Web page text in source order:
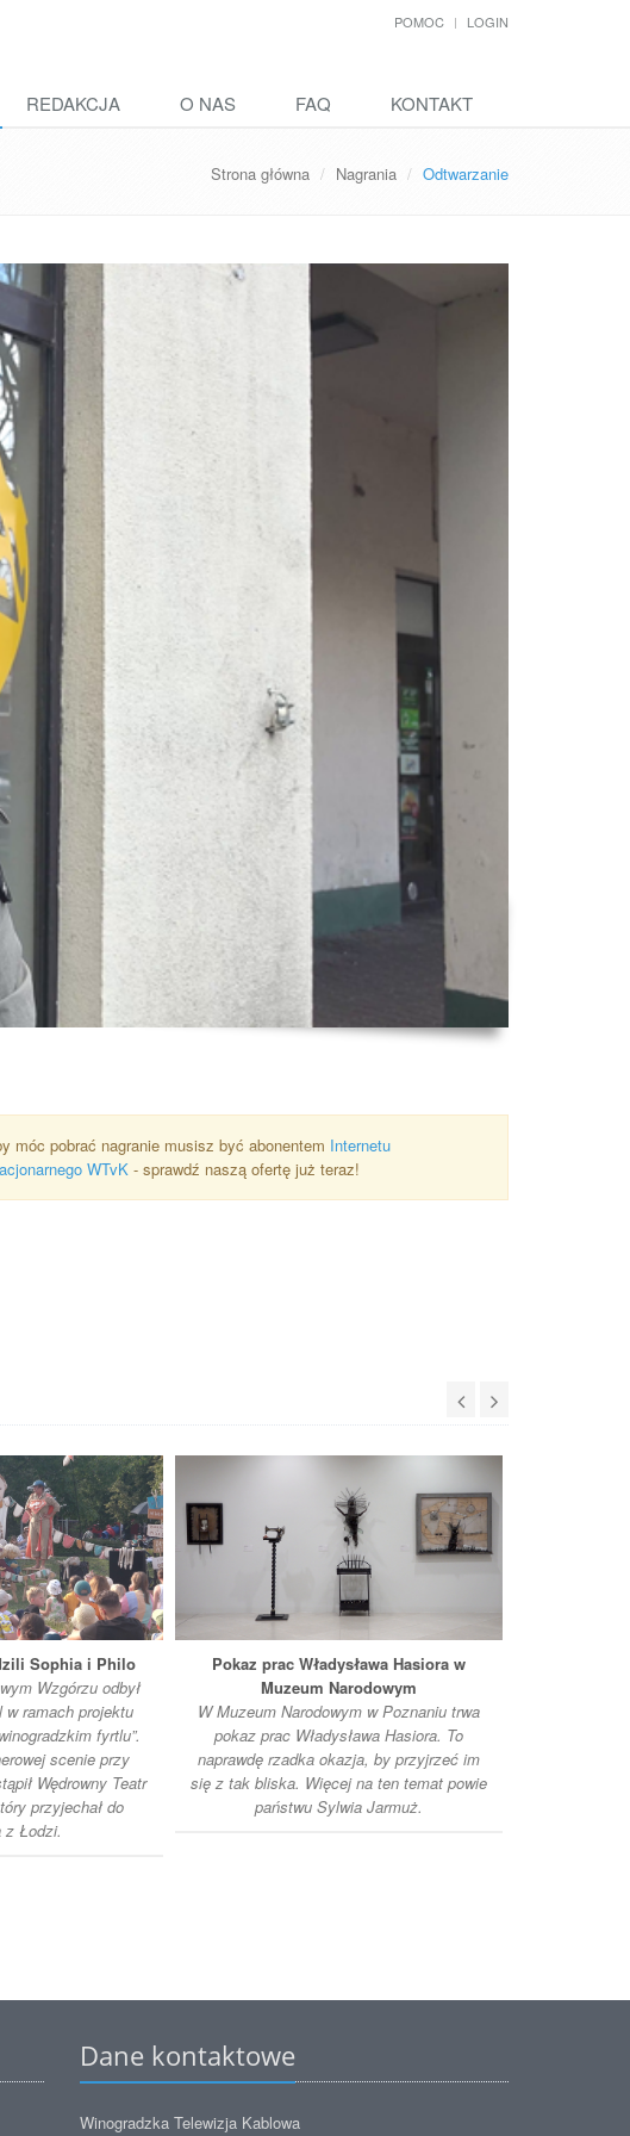
POMOC LOGIN
REDAKCJA O NAS FAQ KONTAKT
Strona główna Nagrania Odtwarzanie
móc pobrać nagranie musisz być abonentem Internetu
WTvK- sprawdź naszą ofertę już teraz!
Sophia i Philo
Wzgórzu odbył
ramach projektu
fyrtlu”.
scenie przy
Wędrowny Teatr
przyjechał do
z Łodzi.
Pokaz prac Władysława Hasiora w
Muzeum Narodowym
W Muzeum Narodowym w Poznaniu trwa
pokaz prac Władysława Hasiora. To
naprawdę rzadka okazja, by przyjrzeć im
się z tak bliska. Więcej na ten temat powie
państwu Sylwia Jarmuż.
Dane kontaktowe
Winogradzka Telewizja Kablowa